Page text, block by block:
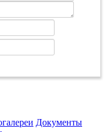
Документы